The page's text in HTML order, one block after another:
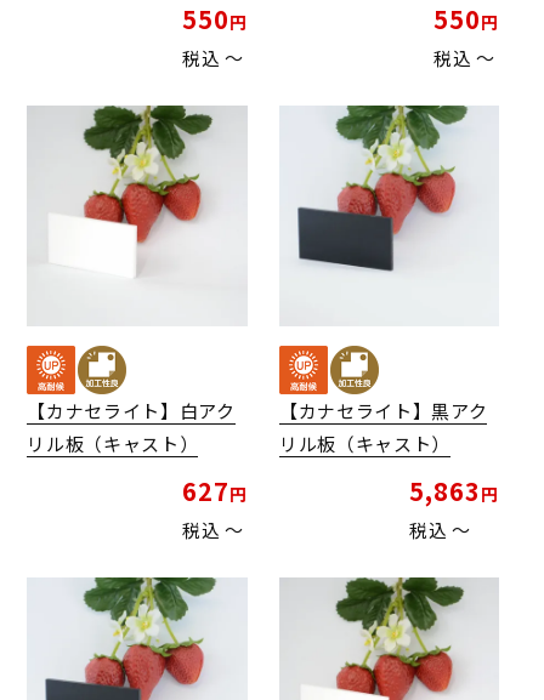
550
税込 〜
550
税込 〜
【カナセライト】白アク
リル板（キャスト）
627
税込 〜
【カナセライト】黒アク
リル板（キャスト）
5,863
税込 〜